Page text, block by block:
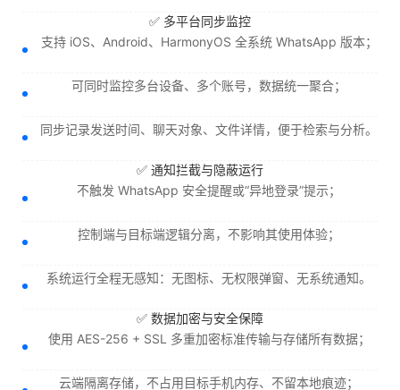
✅ 多平台同步监控
支持 iOS、Android、HarmonyOS 全系统 WhatsApp 版本；
可同时监控多台设备、多个账号，数据统一聚合；
同步记录发送时间、聊天对象、文件详情，便于检索与分析。
✅ 通知拦截与隐蔽运行
不触发 WhatsApp 安全提醒或“异地登录”提示；
控制端与目标端逻辑分离，不影响其使用体验；
系统运行全程无感知：无图标、无权限弹窗、无系统通知。
✅ 数据加密与安全保障
使用 AES-256 + SSL 多重加密标准传输与存储所有数据；
云端隔离存储，不占用目标手机内存、不留本地痕迹；